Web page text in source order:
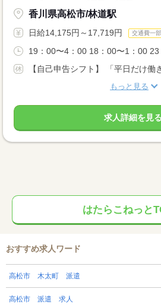
香川県高松市/林道駅
日給14,175円～17,719円 交通費一
19：00〜4：00 18：00〜1：00 23
【自己申告シフト】 「平日だけ働
もっと見る
求人詳細を見る
はたらこねっと
おすすめ求人ワード
高松市 木太町 派遣
高松市 派遣 求人